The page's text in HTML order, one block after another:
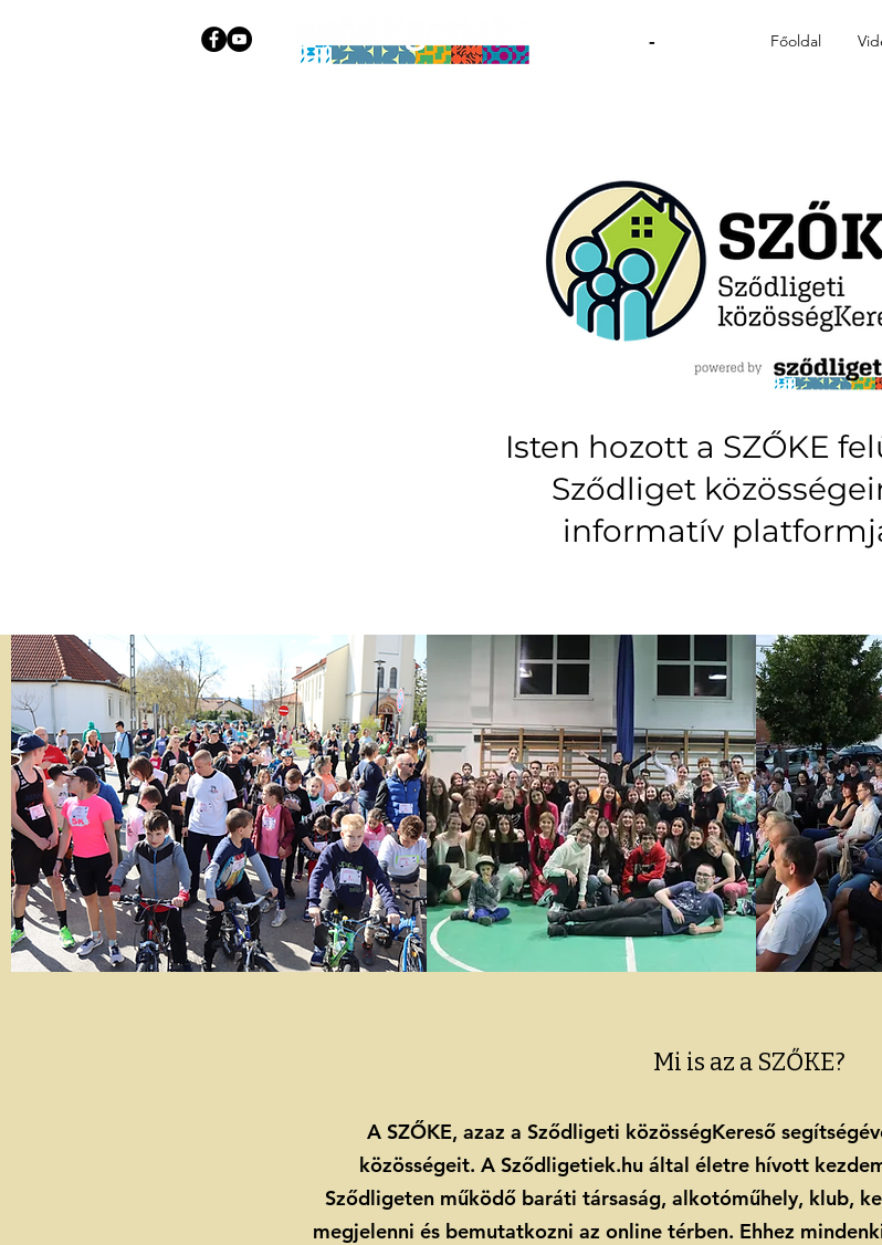
- Főoldal
Isten hozott a SZŐKE
Sződliget
informatív
Mi is az a SZŐKE?
A SZŐKE, azaz a Sződligeti közösségKereső
közösségeit. A Sződligetiek.hu által életre hívott
Sződligeten működő baráti társaság, alkotóműhely, klub,
megjelenni és bemutatkozni az online térben. Ehhez